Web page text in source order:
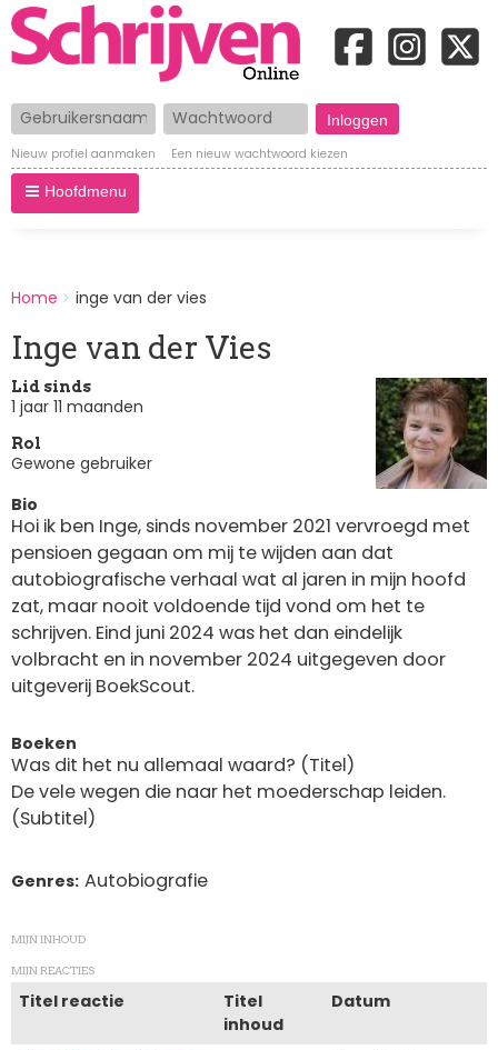
Gebruikersnaam Wachtwoord
Nieuw profiel aanmaken Een nieuw wachtwoord kiezen
Hoofdmenu
BREADCRUMBS
You
here:
Home inge van der vies
Inge van der Vies
Lid sinds
1 jaar 11 maanden
Rol
Gewone gebruiker
Bio
Hoi ik ben Inge, sinds november 2021 vervroegd met
pensioen gegaan om mij te wijden aan dat
autobiografische verhaal wat al jaren in mijn hoofd
zat, maar nooit voldoende tijd vond om het te
schrijven. Eind juni 2024 was het dan eindelijk
volbracht en in november 2024 uitgegeven door
uitgeverij BoekScout.
Boeken
Was dit het nu allemaal waard? (Titel)
De vele wegen die naar het moederschap leiden.
(Subtitel)
Genres Autobiografie
MIJN INHOUD
MIJN REACTIES
Titel reactie
Titel
inhoud
Datum